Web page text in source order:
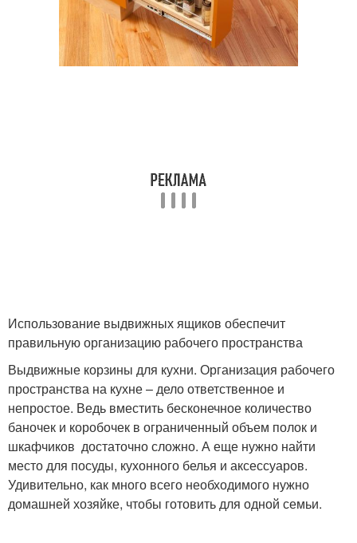
Использование выдвижных ящиков обеспечит
правильную организацию рабочего пространства
Выдвижные корзины для кухни. Организация рабочего
пространства на кухне – дело ответственное и
непростое. Ведь вместить бесконечное количество
баночек и коробочек в ограниченный объем полок и
шкафчиков достаточно сложно. А еще нужно найти
место для посуды, кухонного белья и аксессуаров.
Удивительно, как много всего необходимого нужно
домашней хозяйке, чтобы готовить для одной семьи.